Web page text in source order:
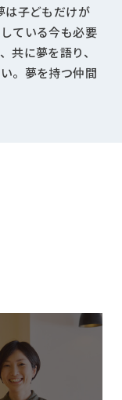
は子どもだけが
ている今も必要
共に夢を語り、
。夢を持つ仲間